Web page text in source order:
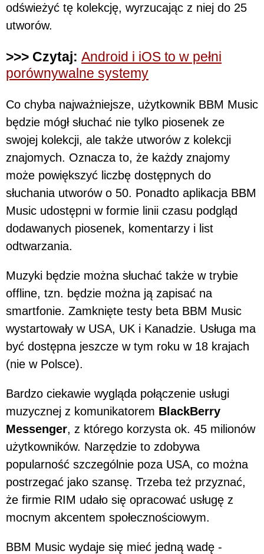
odświeżyć tę kolekcję, wyrzucając z niej do 25
utworów.
>>> Czytaj: Android i iOS to w pełni
porównywalne systemy
Co chyba najważniejsze, użytkownik BBM Music
będzie mógł słuchać nie tylko piosenek ze
swojej kolekcji, ale także utworów z kolekcji
znajomych. Oznacza to, że każdy znajomy
może powiększyć liczbę dostępnych do
słuchania utworów o 50. Ponadto aplikacja BBM
Music udostępni w formie linii czasu podgląd
dodawanych piosenek, komentarzy i list
odtwarzania.
Muzyki będzie można słuchać także w trybie
offline, tzn. będzie można ją zapisać na
smartfonie. Zamknięte testy beta BBM Music
wystartowały w USA, UK i Kanadzie. Usługa ma
być dostępna jeszcze w tym roku w 18 krajach
(nie w Polsce).
Bardzo ciekawie wygląda połączenie usługi
muzycznej z komunikatorem BlackBerry
Messenger, z którego korzysta ok. 45 milionów
użytkowników. Narzędzie to zdobywa
popularność szczególnie poza USA, co można
postrzegać jako szansę. Trzeba też przyznać,
że firmie RIM udało się opracować usługę z
mocnym akcentem społecznościowym.
BBM Music wydaje się mieć jedną wadę -